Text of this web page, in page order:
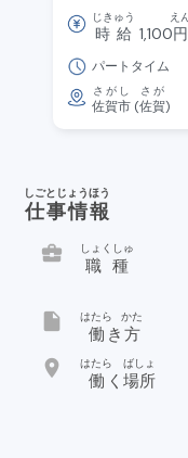
時給
じきゅう
1,100円
えん
パートタイム
佐賀
さが
市
し
(佐賀
さが
)
仕事情報
しごとじょうほう
business_center
職種
しょくしゅ
insert_drive_file
働
はたら
き 方
かた
location_on
働
はたら
く場所
ばしょ